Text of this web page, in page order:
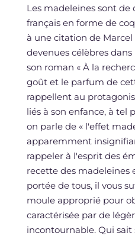
Les madeleines sont
français en forme de
à une citation de
devenues célèbres
son roman « À la
goût et le parfum de
rappellent au
liés à son enfance, à
on parle de « l'effet
apparemment
rappeler à l'esprit des
recette des madeleines
portée de tous, il vous
moule approprié pour
caractérisée par de
incontournable. Qui